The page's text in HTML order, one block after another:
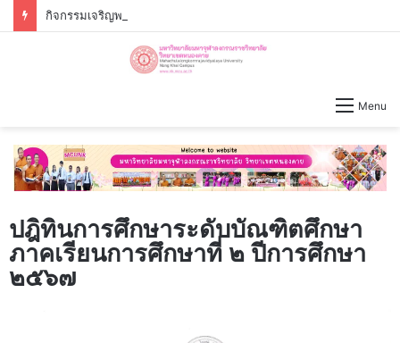
Menu
ปฎิทินการศึกษาระดับบัณฑิตศึกษา
ภาคเรียนการศึกษาที่ ๒ ปีการศึกษา
๒๕๖๗